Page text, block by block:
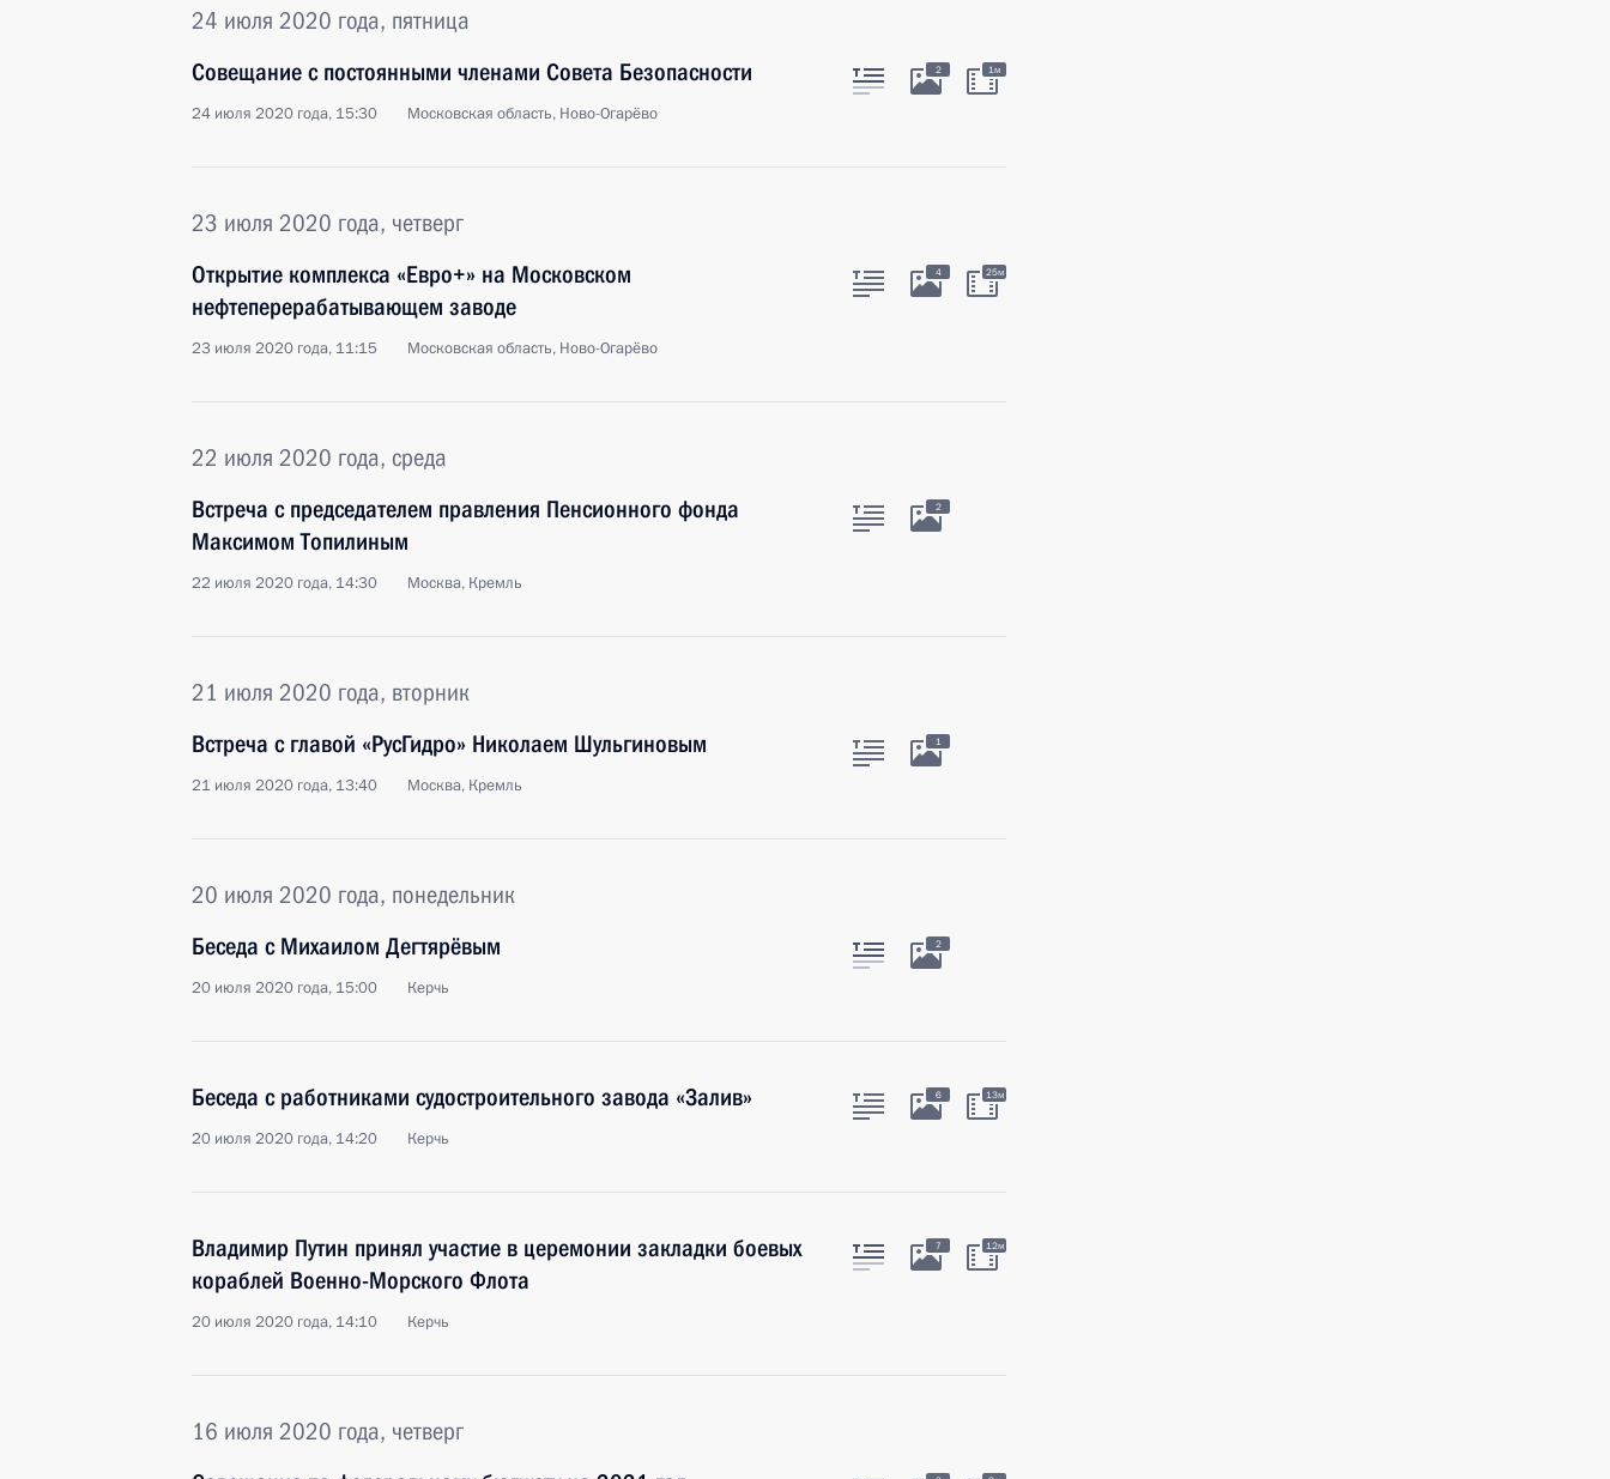
24 июля 2020 года, пятница
Совещание с постоянными членами Совета Безопасности
24 июля 2020 года, 15:30 Московская область, Ново-Огарёво
2 1м
23 июля 2020 года, четверг
Открытие комплекса «Евро+» на Московском
нефтеперерабатывающем заводе
23 июля 2020 года, 11:15 Московская область, Ново-Огарёво
4 25м
22 июля 2020 года, среда
Встреча с председателем правления Пенсионного фонда
Максимом Топилиным
22 июля 2020 года, 14:30 Москва, Кремль
2
21 июля 2020 года, вторник
Встреча с главой «РусГидро» Николаем Шульгиновым
21 июля 2020 года, 13:40 Москва, Кремль
1
20 июля 2020 года, понедельник
Беседа с Михаилом Дегтярёвым
20 июля 2020 года, 15:00 Керчь
2
Беседа с работниками судостроительного завода «Залив»
20 июля 2020 года, 14:20 Керчь
6 13м
Владимир Путин принял участие в церемонии закладки боевых
кораблей Военно-Морского Флота
20 июля 2020 года, 14:10 Керчь
7 12м
16 июля 2020 года, четверг